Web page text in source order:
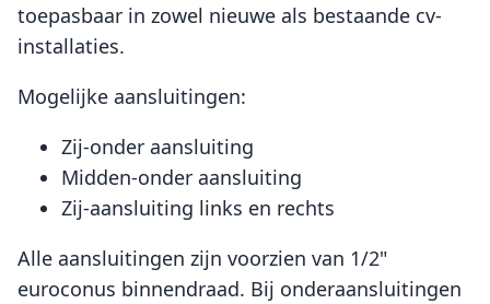
toepasbaar in zowel nieuwe als bestaande cv-
installaties.
Mogelijke aansluitingen:
Zij-onder aansluiting
Midden-onder aansluiting
Zij-aansluiting links en rechts
Alle aansluitingen zijn voorzien van 1/2"
euroconus binnendraad. Bij onderaansluitingen